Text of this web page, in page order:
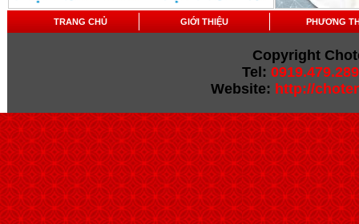
TRANG CHỦ GIỚI THIỆU PHƯƠNG
Copyright
Tel: 0919.479.289
Website: http://